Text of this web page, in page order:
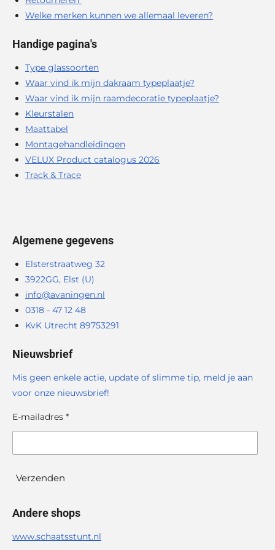
Welke merken kunnen we allemaal leveren?
Handige pagina's
Type glassoorten
Waar vind ik mijn dakraam typeplaatje?
Waar vind ik mijn raamdecoratie typeplaatje?
Kleurstalen
Maattabel
Montagehandleidingen
VELUX Product catalogus 2026
Track & Trace
Algemene gegevens
Elsterstraatweg 32
3922GG, Elst (U)
info@avaningen.nl
0318 - 47 12 48
KvK Utrecht 89753291
Nieuwsbrief
Mis geen enkele actie, update of slimme tip, meld je aan
voor onze nieuwsbrief!
E-mailadres *
Verzenden
Andere shops
www.schaatsstunt.nl